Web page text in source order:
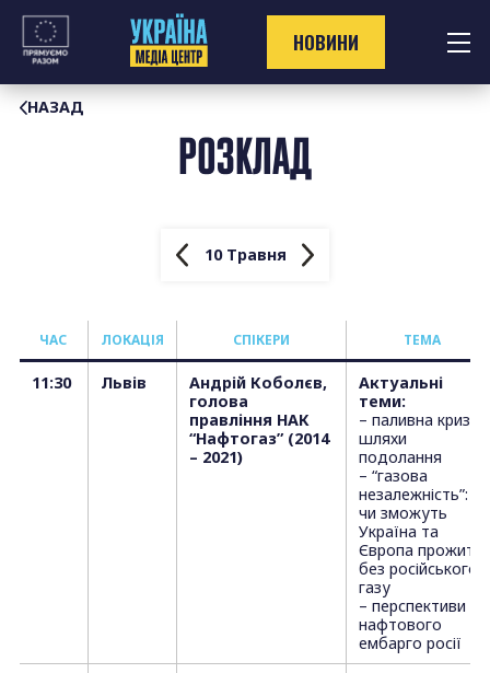
Перейти
контенту
НОВИНИ
НАЗАД
РОЗКЛАД
10 Травня
ЧАС ЛОКАЦІЯ СПІКЕРИ ТЕМА
11:30 Львів
Андрій Коболєв,
голова
правління НАК
“Нафтогаз” (2014
– 2021)
Актуальні
теми:
– паливна криза:
шляхи
подолання
– “газова
незалежність”:
чи зможуть
Україна та
Європа прожити
без російського
газу
– перспективи
нафтового
ембарго росії